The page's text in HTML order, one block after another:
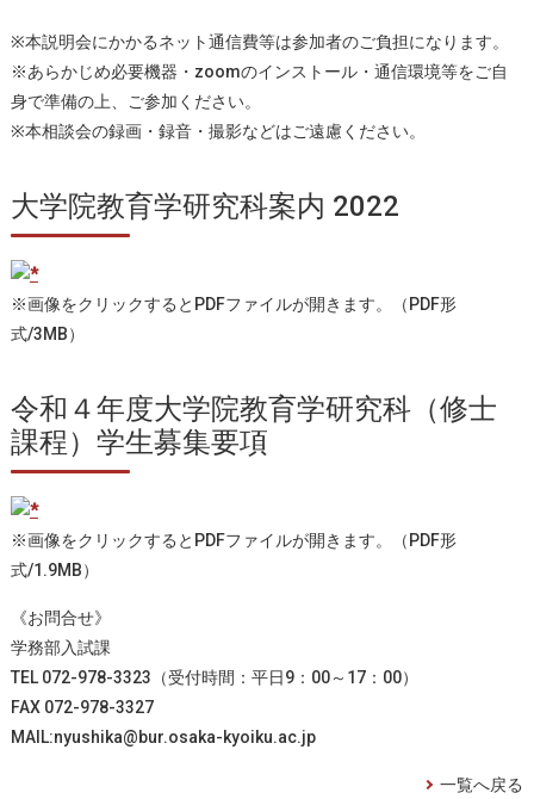
※本説明会にかかるネット通信費等は参加者のご負担になります。
※あらかじめ必要機器・zoomのインストール・通信環境等をご自
身で準備の上、ご参加ください。
※本相談会の録画・録音・撮影などはご遠慮ください。
大学院教育学研究科案内 2022
※画像をクリックするとPDFファイルが開きます。（PDF形
式/3MB）
令和４年度大学院教育学研究科（修士
課程）学生募集要項
※画像をクリックするとPDFファイルが開きます。（PDF形
式/1.9MB）
《お問合せ》
学務部入試課
TEL 072-978-3323（受付時間：平日9：00～17：00）
FAX 072-978-3327
MAIL:nyushika@bur.osaka-kyoiku.ac.jp
一覧へ戻る